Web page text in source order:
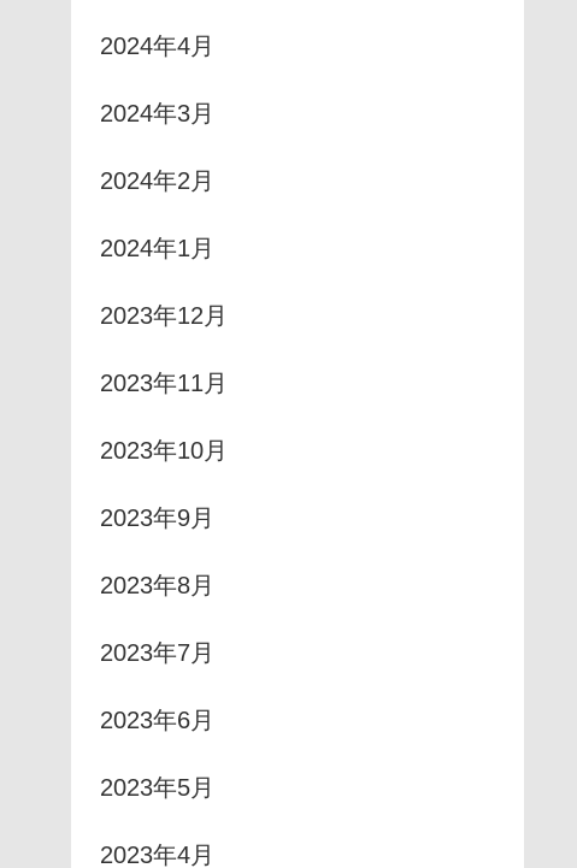
2024年4月
2024年3月
2024年2月
2024年1月
2023年12月
2023年11月
2023年10月
2023年9月
2023年8月
2023年7月
2023年6月
2023年5月
2023年4月